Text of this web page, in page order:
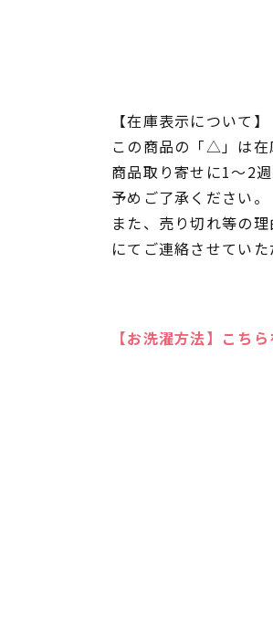
【在庫表示について】
この商品の「△」は在
商品取り寄せに1～2
予めご了承ください。
また、売り切れ等の
にてご連絡させていた
【お洗濯方法】こち